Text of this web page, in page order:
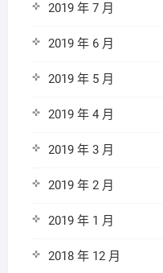
2019 年 7 月
2019 年 6 月
2019 年 5 月
2019 年 4 月
2019 年 3 月
2019 年 2 月
2019 年 1 月
2018 年 12 月